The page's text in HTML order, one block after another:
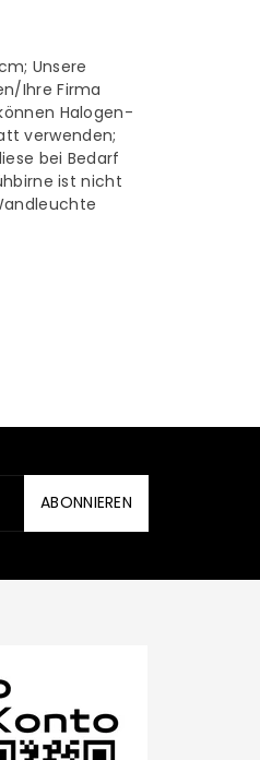
Unsere
Ihre Firma
Halogen-
verwenden;
bei Bedarf
ist nicht
ABONNIEREN